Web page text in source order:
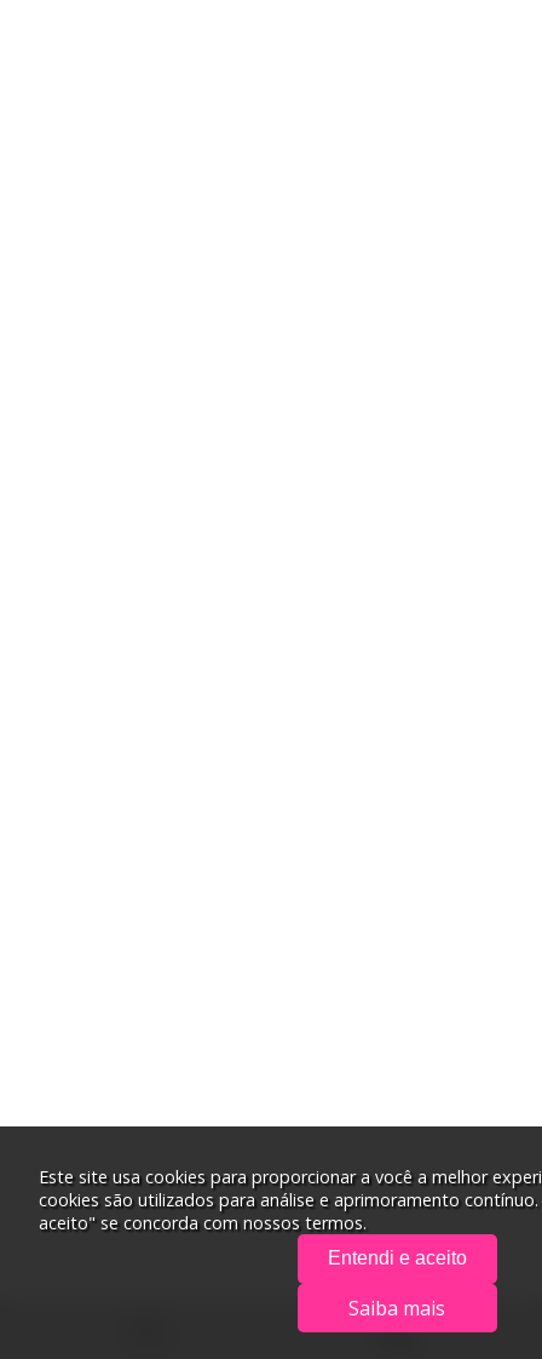
Este site usa cookies para proporcionar a você a melhor
cookies são utilizados para análise e aprimoramento
aceito" se concorda com nossos termos.
Entendi e aceito
Saiba mais